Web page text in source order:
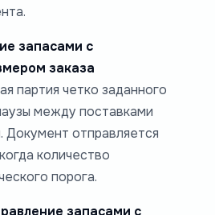
запасами с
заказа
партия четко заданного
между поставками
Документ отправляется
количество
порога.